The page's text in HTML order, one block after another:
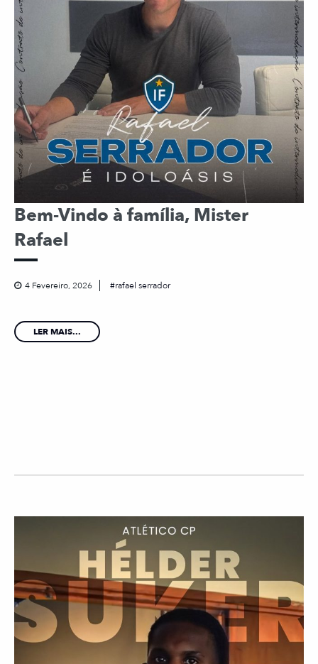
Bem-Vindo à família, Mister
Rafael
4 Fevereiro, 2026 rafael serrador
LER MAIS...